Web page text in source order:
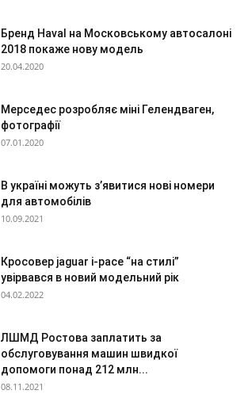
Бренд Haval на Московському автосалоні
2018 покаже нову модель
20.04.2020
Мерседес розробляє міні Гелендваген,
фотографії
07.01.2020
В україні можуть з’явитися нові номери
для автомобілів
10.09.2021
Кросовер jaguar i-pace “на стилі”
увірвався в новий модельний рік
04.02.2022
ЛШМД Ростова заплатить за
обслуговування машин швидкої
допомоги понад 212 млн...
08.11.2021